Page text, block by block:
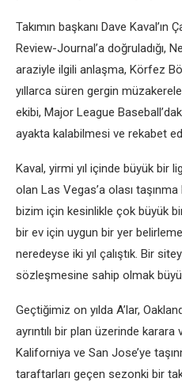
Takımın başkanı Dave
Review-Journal’a doğruladığı,
araziyle ilgili anlaşma, Körfez
yıllarca süren gergin
ekibi, Major League
ayakta kalabilmesi ve rekabet
Kaval, yirmi yıl içinde büyük bir
olan Las Vegas’a olası taşınma
bizim için kesinlikle çok büyük
bir ev için uygun bir yer
neredeyse iki yıl çalıştık. Bir
sözleşmesine sahip olmak büyük
Geçtiğimiz on yılda A’lar,
ayrıntılı bir plan üzerinde
Kaliforniya ve San Jose’ye
taraftarları geçen sezonki bir